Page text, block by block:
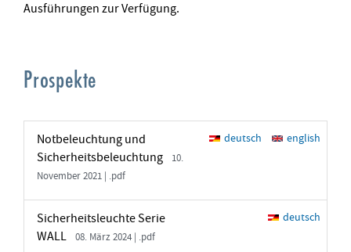
Ausführungen zur Verfügung.
Prospekte
Notbeleuchtung und
Sicherheitsbeleuchtung
10.
November 2021 | .pdf
deutsch english
Sicherheitsleuchte Serie
WALL
08. März 2024 | .pdf
deutsch